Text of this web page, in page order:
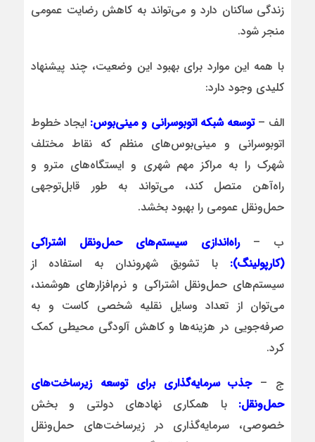
زندگی ساکنان دارد و می‌تواند به کاهش رضایت عمومی
منجر شود.
با همه این موارد برای بهبود این وضعیت، چند پیشنهاد
کلیدی وجود دارد:
الف –توسعه شبکه اتوبوسرانی و مینی‌بوس: ایجاد خطوط
اتوبوسرانی و مینی‌بوس‌های منظم که نقاط مختلف
شهرک را به مراکز مهم شهری و ایستگاه‌های مترو و
راه‌آهن متصل کند، می‌تواند به طور قابل‌توجهی
حمل‌ونقل عمومی را بهبود بخشد.
ب –راه‌اندازی سیستم‌های حمل‌ونقل اشتراکی
(کارپولینگ): با تشویق شهروندان به استفاده از
سیستم‌های حمل‌ونقل اشتراکی و نرم‌افزارهای هوشمند،
می‌توان از تعداد وسایل نقلیه شخصی کاست و به
صرفه‌جویی در هزینه‌ها و کاهش آلودگی محیطی کمک
کرد.
ج –جذب سرمایه‌گذاری برای توسعه زیرساخت‌های
حمل‌ونقل: با همکاری نهادهای دولتی و بخش
خصوصی، سرمایه‌گذاری در زیرساخت‌های حمل‌ونقل